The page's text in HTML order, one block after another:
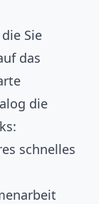
Sie
das
die
schnelles